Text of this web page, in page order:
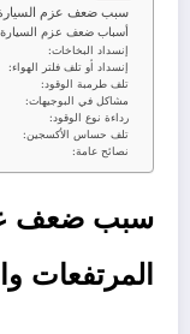
سبب ضعف عزم السيارة
أسباب ضعف عزم السيارة
إنسداد البخاخات:
إنسداد أو تلف فلتر الهواء:
تلف طرمبة الوقود:
مشاكل في البوجيهات:
رداءة نوع الوقود:
تلف حساس الأكسجين:
نصائح عامة:
سبب ضعف
المرتفعات